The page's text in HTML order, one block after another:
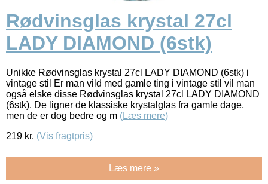
Rødvinsglas krystal 27cl
LADY DIAMOND (6stk)
Unikke Rødvinsglas krystal 27cl LADY DIAMOND (6stk) i
vintage stil Er man vild med gamle ting i vintage stil vil man
også elske disse Rødvinsglas krystal 27cl LADY DIAMOND
(6stk). De ligner de klassiske krystalglas fra gamle dage,
men de er dog bedre og m (Læs mere)
219 kr. (Vis fragtpris)
Læs mere »